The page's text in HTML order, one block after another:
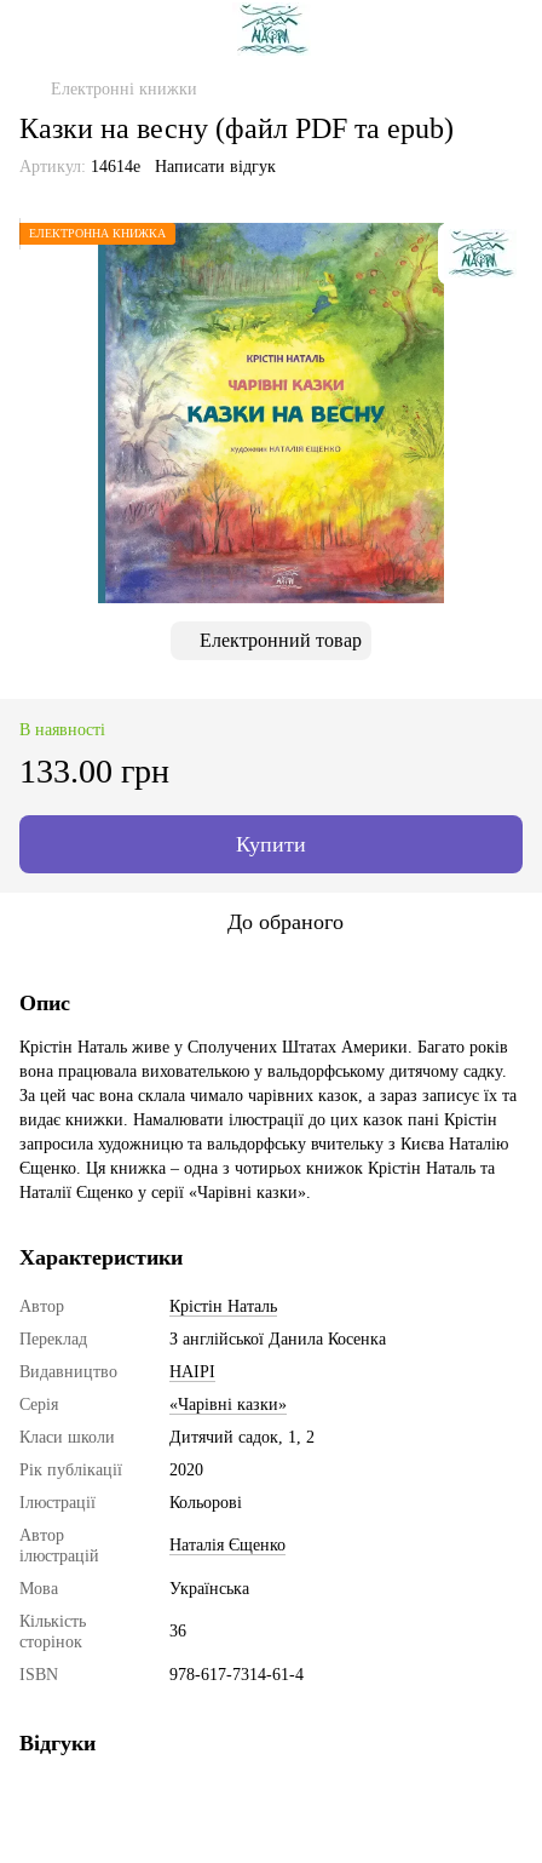
Електронні книжки
Казки на весну (файл PDF та epub)
Артикул: 14614е Написати відгук
ЕЛЕКТРОННА КНИЖКА
Електронний товар
В наявності
133.00 грн
Купити
До обраного
Опис
Крістін Наталь живе у Сполучених Штатах Америки. Багато років
вона працювала вихователькою у вальдорфському дитячому садку.
За цей час вона склала чимало чарівних казок, а зараз записує їх та
видає книжки. Намалювати ілюстрації до цих казок пані Крістін
запросила художницю та вальдорфську вчительку з Києва Наталію
Єщенко. Ця книжка – одна з чотирьох книжок Крістін Наталь та
Наталії Єщенко у серії «Чарівні казки».
Характеристики
Автор
Крістін Наталь
Переклад
З англійської Данила Косенка
Видавництво
НАІРІ
Серія
«Чарівні казки»
Класи школи
Дитячий садок, 1, 2
Рік публікації
2020
Ілюстрації
Кольорові
Автор
ілюстрацій
Наталія Єщенко
Мова
Українська
Кількість
сторінок
36
ISBN 978-617-7314-61-4
Відгуки